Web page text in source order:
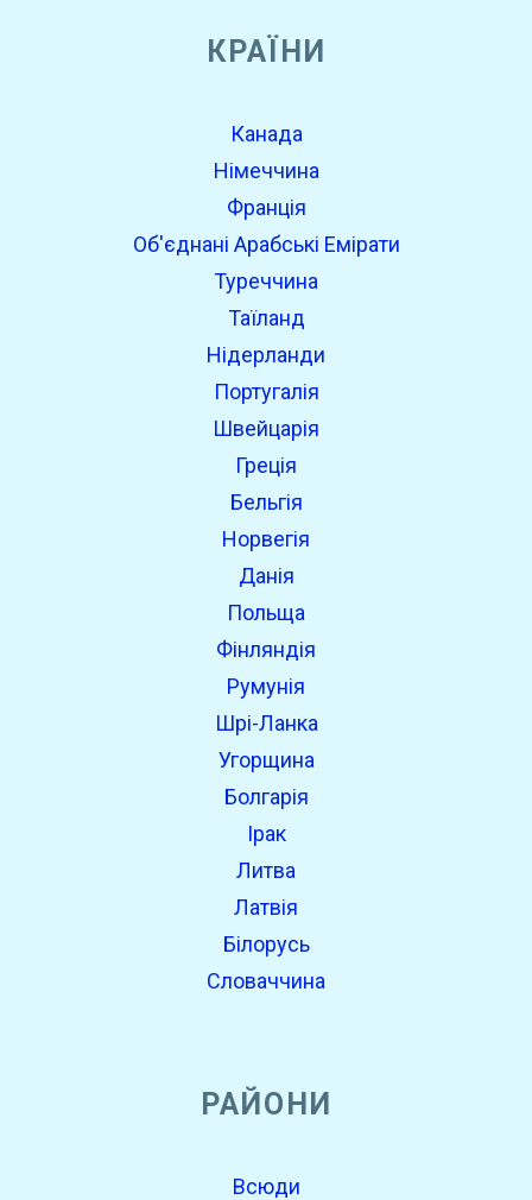
КРАЇНИ
Канада
Німеччина
Франція
Об'єднані Арабські Емірати
Туреччина
Таїланд
Нідерланди
Португалія
Швейцарія
Греція
Бельгія
Норвегія
Данія
Польща
Фінляндія
Румунія
Шрі-Ланка
Угорщина
Болгарія
Ірак
Литва
Латвія
Білорусь
Словаччина
РАЙОНИ
Всюди